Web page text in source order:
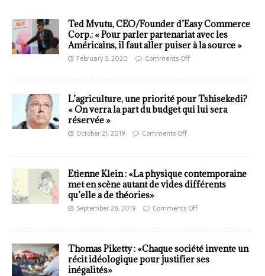
Ted Mvutu, CEO/Founder d’Easy Commerce
Corp.: « Pour parler partenariat avec les
Américains, il faut aller puiser à la source »
February 5, 2020 Comments Off
L’agriculture, une priorité pour Tshisekedi?
« On verra la part du budget qui lui sera
réservée »
October 21, 2019 Comments Off
Etienne Klein : «La physique contemporaine
met en scène autant de vides différents
qu’elle a de théories»
September 28, 2019 Comments Off
Thomas Piketty : «Chaque société invente un
récit idéologique pour justifier ses
inégalités»